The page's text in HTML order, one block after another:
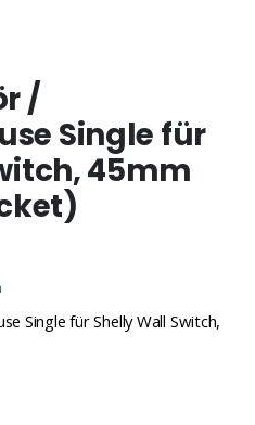
/
Single für
45mm
Single für Shelly Wall Switch,